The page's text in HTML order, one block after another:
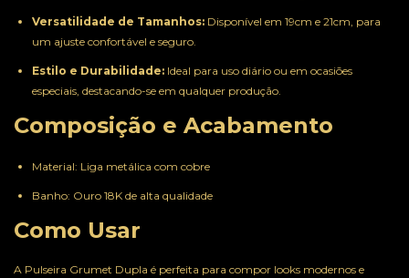
Versatilidade de Tamanhos: Disponível em 19cm e 21cm, para
um ajuste confortável e seguro.
Estilo e Durabilidade: Ideal para uso diário ou em ocasiões
especiais, destacando-se em qualquer produção.
Composição e Acabamento
Material: Liga metálica com cobre
Banho: Ouro 18K de alta qualidade
Como Usar
A Pulseira Grumet Dupla é perfeita para compor looks modernos e